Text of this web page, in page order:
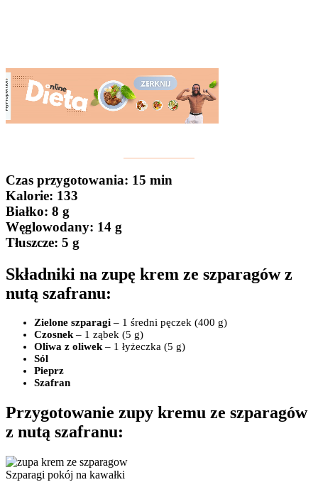
Czas przygotowania: 15 min
Kalorie: 133
Białko: 8 g
Węglowodany: 14 g
Tłuszcze: 5 g
Składniki na zupę krem ze szparagów z
nutą szafranu:
Zielone szparagi – 1 średni pęczek (400 g)
Czosnek– 1 ząbek (5 g)
Oliwa z oliwek– 1 łyżeczka (5 g)
Sól
Pieprz
Szafran
Przygotowanie zupy kremu ze szparagów
z nutą szafranu:
Szparagi pokój na kawałki